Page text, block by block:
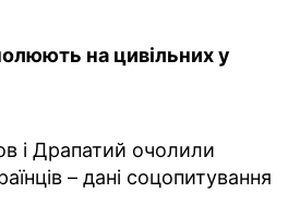
на цивільних у
і Драпатий очолили
– дані соцопитування